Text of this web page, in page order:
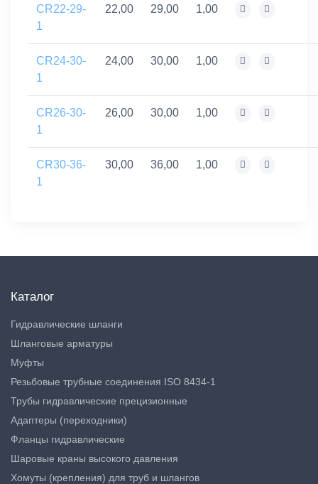
CR22-29-
1
22,00 29,00 1,00
CR24-30-
1
24,00 30,00 1,00
CR26-30-
1
26,00 30,00 1,00
CR30-36-
1
30,00 36,00 1,00
Каталог
Гидравлические шланги
Шланговые арматуры
Муфты
Резьбовые трубные соединения ISO 8434-1
Трубы гидравлические прецизионные
Адаптеры (переходники)
Фланцы гидравлические
Шаровые краны высокого давления
Хомуты (крепления) для труб и шлангов